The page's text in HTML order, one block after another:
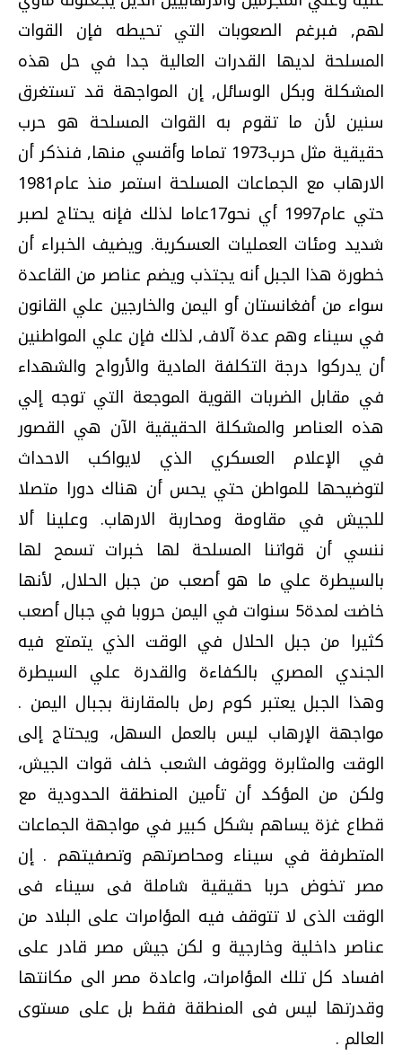
لهم, فبرغم الصعوبات التي تحيطه فإن القوات
المسلحة لديها القدرات العالية جدا في حل هذه
المشكلة وبكل الوسائل, إن المواجهة قد تستغرق
سنين لأن ما تقوم به القوات المسلحة هو حرب
حقيقية مثل حرب1973 تماما وأقسي منها, فنذكر أن
الارهاب مع الجماعات المسلحة استمر منذ عام1981
حتي عام1997 أي نحو17عاما لذلك فإنه يحتاج لصبر
شديد ومئات العمليات العسكرية. ويضيف الخبراء أن
خطورة هذا الجبل أنه يجتذب ويضم عناصر من القاعدة
سواء من أفغانستان أو اليمن والخارجين علي القانون
في سيناء وهم عدة آلاف, لذلك فإن علي المواطنين
أن يدركوا درجة التكلفة المادية والأرواح والشهداء
في مقابل الضربات القوية الموجعة التي توجه إلي
هذه العناصر والمشكلة الحقيقية الآن هي القصور
في الإعلام العسكري الذي لايواكب الاحداث
لتوضيحها للمواطن حتي يحس أن هناك دورا متصلا
للجيش في مقاومة ومحاربة الارهاب. وعلينا ألا
ننسي أن قواتنا المسلحة لها خبرات تسمح لها
بالسيطرة علي ما هو أصعب من جبل الحلال, لأنها
خاضت لمدة5 سنوات في اليمن حروبا في جبال أصعب
كثيرا من جبل الحلال في الوقت الذي يتمتع فيه
الجندي المصري بالكفاءة والقدرة علي السيطرة
وهذا الجبل يعتبر كوم رمل بالمقارنة بجبال اليمن .
مواجهة الإرهاب ليس بالعمل السهل، ويحتاج إلى
الوقت والمثابرة ووقوف الشعب خلف قوات الجيش،
ولكن من المؤكد أن تأمين المنطقة الحدودية مع
قطاع غزة يساهم بشكل كبير في مواجهة الجماعات
المتطرفة في سيناء ومحاصرتهم وتصفيتهم . إن
مصر تخوض حربا حقيقية شاملة فى سيناء فى
الوقت الذى لا تتوقف فيه المؤامرات على البلاد من
عناصر داخلية وخارجية و لكن جيش مصر قادر على
افساد كل تلك المؤامرات، واعادة مصر الى مكانتها
وقدرتها ليس فى المنطقة فقط بل على مستوى
العالم .